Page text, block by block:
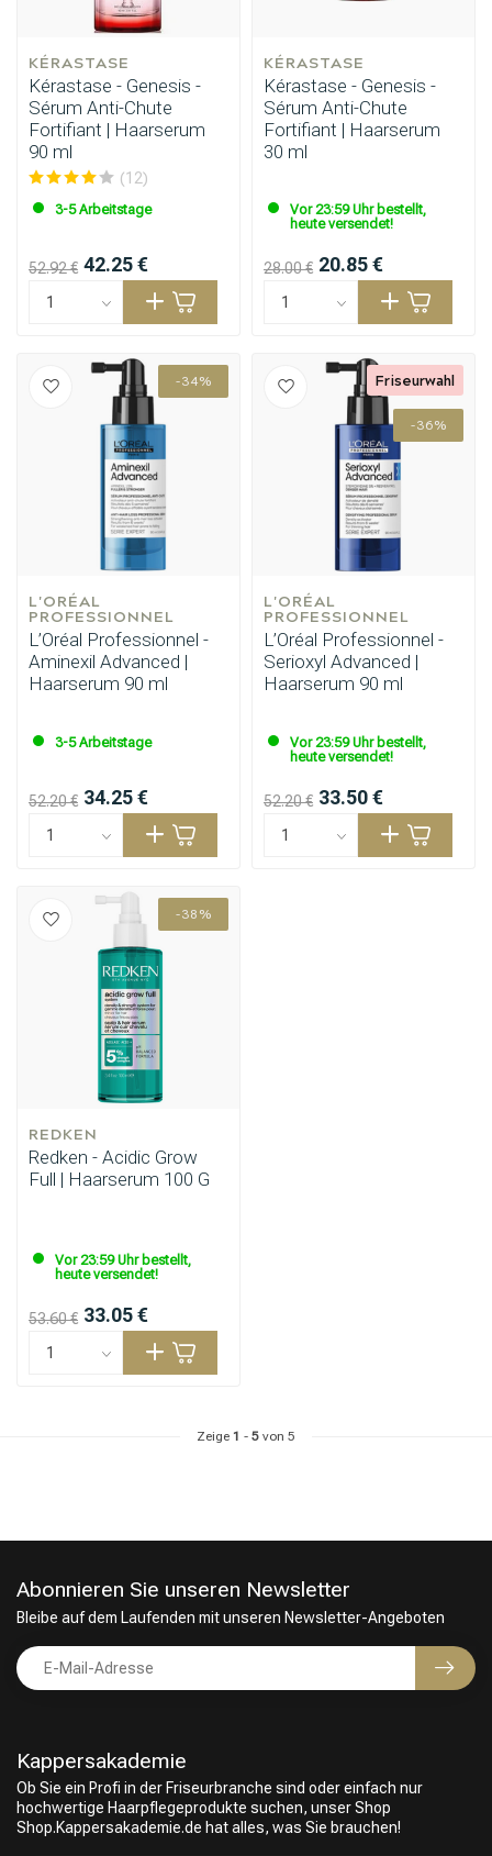
Stylingprodukte Haarfärbung
KÉRASTASE
Kérastase - Genesis -
Sérum Anti-Chute
Fortifiant | Haarserum
90 ml
(12)
3-5 Arbeitstage
52.92 € 42.25 €
KÉRASTASE
Kérastase - Genesis -
Sérum Anti-Chute
Fortifiant | Haarserum
30 ml
Vor 23:59 Uhr bestellt,
heute versendet!
28.00 € 20.85 €
-34%
L'ORÉAL
PROFESSIONNEL
L’Oréal Professionnel -
Aminexil Advanced |
Haarserum 90 ml
3-5 Arbeitstage
52.20 € 34.25 €
-36%
L'ORÉAL
PROFESSIONNEL
L’Oréal Professionnel -
Serioxyl Advanced |
Haarserum 90 ml
Vor 23:59 Uhr bestellt,
heute versendet!
52.20 € 33.50 €
Friseurwahl
-38%
REDKEN
Redken - Acidic Grow
Full | Haarserum 100 G
Vor 23:59 Uhr bestellt,
heute versendet!
53.60 € 33.05 €
Zeige 1 - 5 von 5
Kappersakademie
Ob Sie ein Profi in der Friseurbranche sind oder einfach nur
hochwertige Haarpflegeprodukte suchen, unser Shop
Shop.Kappersakademie.de hat alles, was Sie brauchen!
Abonnieren Sie unseren Newsletter
Bleibe auf dem Laufenden mit unseren Newsletter-Angeboten